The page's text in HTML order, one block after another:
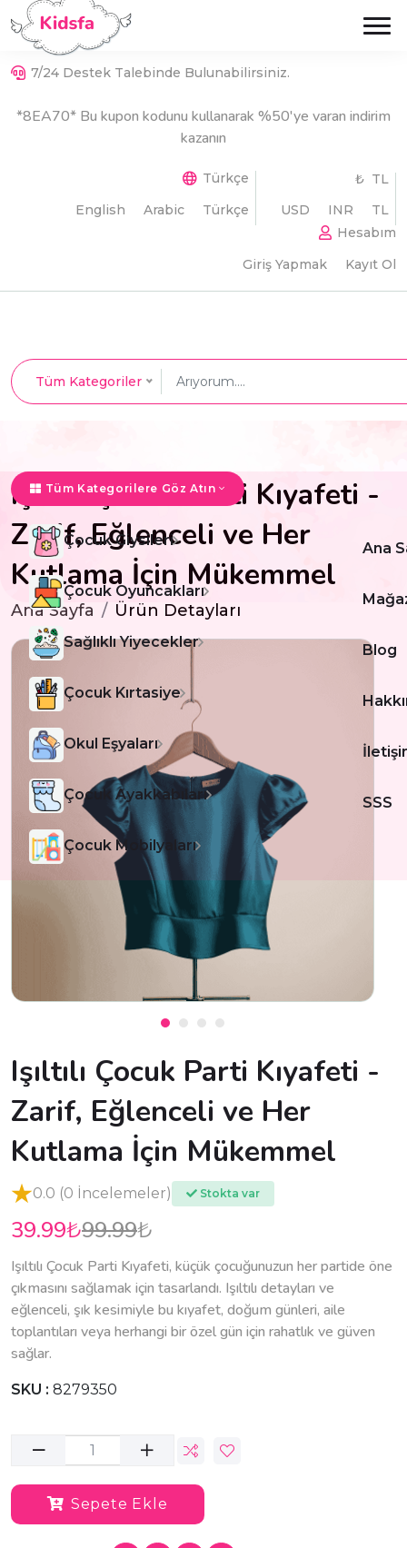
7/24 Destek Talebinde Bulunabilirsiniz.
*8EA70* Bu kupon kodunu kullanarak %50'ye varan indirim
kazanın
Türkçe
English
Arabic Türkçe
₺ TL
USD
INR
TL
Hesabım
Giriş Yapmak
Kayıt Ol
Tüm Kategoriler
Tüm Kategorilere Göz Atın
Çocuk Giysileri
Çocuk Oyuncakları
Sağlıklı Yiyecekler
Çocuk Kırtasiye
Okul Eşyaları
Çocuk Ayakkabıları
Çocuk Mobilyaları
Ana
Blog
SSS
Işıltılı Çocuk Parti Kıyafeti -
Zarif, Eğlenceli ve Her
Kutlama İçin Mükemmel
Ana Sayfa Ürün Detayları
Işıltılı Çocuk Parti Kıyafeti -
Zarif, Eğlenceli ve Her
Kutlama İçin Mükemmel
0.0 (0 İncelemeler) Stokta var
39.99₺99.99₺
Işıltılı Çocuk Parti Kıyafeti, küçük çocuğunuzun her partide öne
çıkmasını sağlamak için tasarlandı. Işıltılı detayları ve
eğlenceli, şık kesimiyle bu kıyafet, doğum günleri, aile
toplantıları veya herhangi bir özel gün için rahatlık ve güven
sağlar.
SKU : 8279350
Sepete Ekle